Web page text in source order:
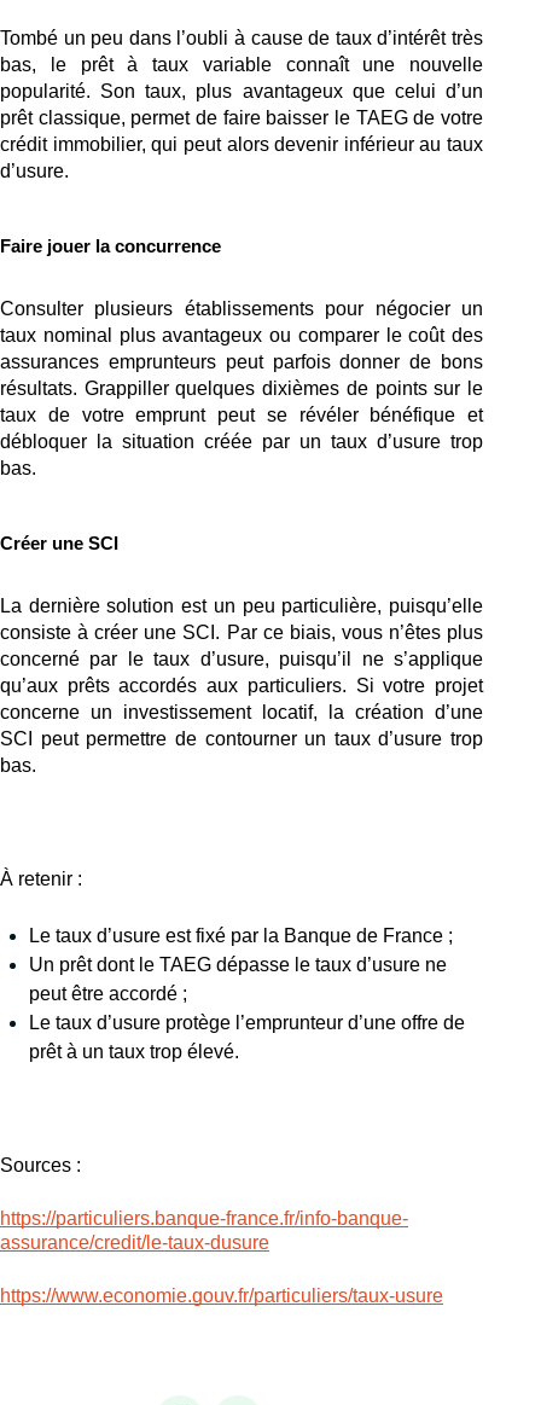
Tombé un peu dans l’oubli à cause de taux d’intérêt très
bas, le prêt à taux variable connaît une nouvelle
popularité. Son taux, plus avantageux que celui d’un
prêt classique, permet de faire baisser le TAEG de votre
crédit immobilier, qui peut alors devenir inférieur au taux
d’usure.
Faire jouer la concurrence
Consulter plusieurs établissements pour négocier un
taux nominal
plus avantageux ou comparer le coût des
assurances emprunteurs peut parfois donner de bons
résultats. Grappiller quelques dixièmes de points sur le
taux de votre emprunt peut se révéler bénéfique et
débloquer la situation créée par un taux d’usure trop
bas.
Créer une SCI
La dernière solution est un peu particulière, puisqu’elle
consiste à créer une SCI. Par ce biais, vous n’êtes plus
concerné par le taux d’usure, puisqu’il ne s’applique
qu’aux prêts accordés aux particuliers. Si votre projet
concerne un investissement locatif, la création d’une
SCI peut permettre de contourner un taux d’usure trop
bas.
À retenir :
Le taux d’usure est fixé par la Banque de France ;
Un prêt dont le TAEG dépasse le taux d’usure ne
peut être accordé ;
Le taux d’usure protège l’emprunteur d’une offre de
prêt à un taux trop élevé.
Sources :
https://particuliers.banque-france.fr/info-banque-
assurance/credit/le-taux-dusure
https://www.economie.gouv.fr/particuliers/taux-usure